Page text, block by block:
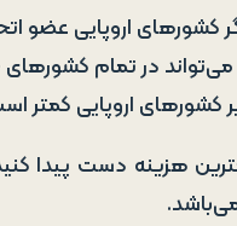
کشورهای اروپایی عضو
می‌تواند در تمام
کشور‌های اروپایی کمتر
هزینه دست پیدا